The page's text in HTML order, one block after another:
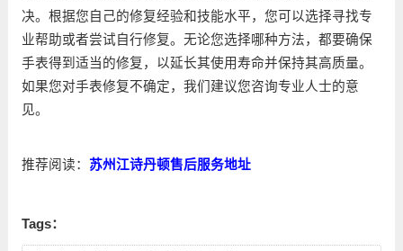
决。根据您自己的修复经验和技能水平，您可以选择寻找专
业帮助或者尝试自行修复。无论您选择哪种方法，都要确保
手表得到适当的修复，以延长其使用寿命并保持其高质量。
如果您对手表修复不确定，我们建议您咨询专业人士的意
见。
推荐阅读： 苏州江诗丹顿售后服务地址
Tags：